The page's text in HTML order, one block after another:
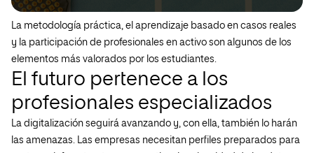
La metodología práctica, el aprendizaje basado en casos reales
y la participación de profesionales en activo son algunos de los
elementos más valorados por los estudiantes.
El futuro pertenece a los
profesionales especializados
La digitalización seguirá avanzando y, con ella, también lo harán
las amenazas. Las empresas necesitan perfiles preparados para